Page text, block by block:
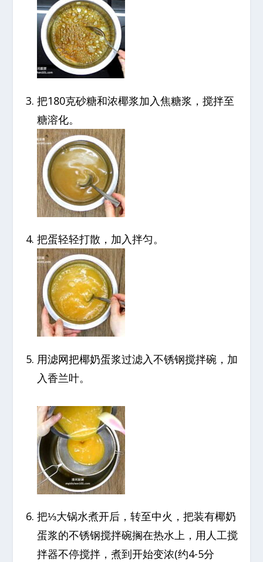
把180克砂糖和浓椰浆加入焦糖浆，搅拌至
糖溶化。
把蛋轻轻打散，加入拌匀。
用滤网把椰奶蛋浆过滤入不锈钢搅拌碗，加
入香兰叶。
把⅓大锅水煮开后，转至中火，把装有椰奶
蛋浆的不锈钢搅拌碗搁在热水上，用人工搅
拌器不停搅拌，煮到开始变浓(约4-5分